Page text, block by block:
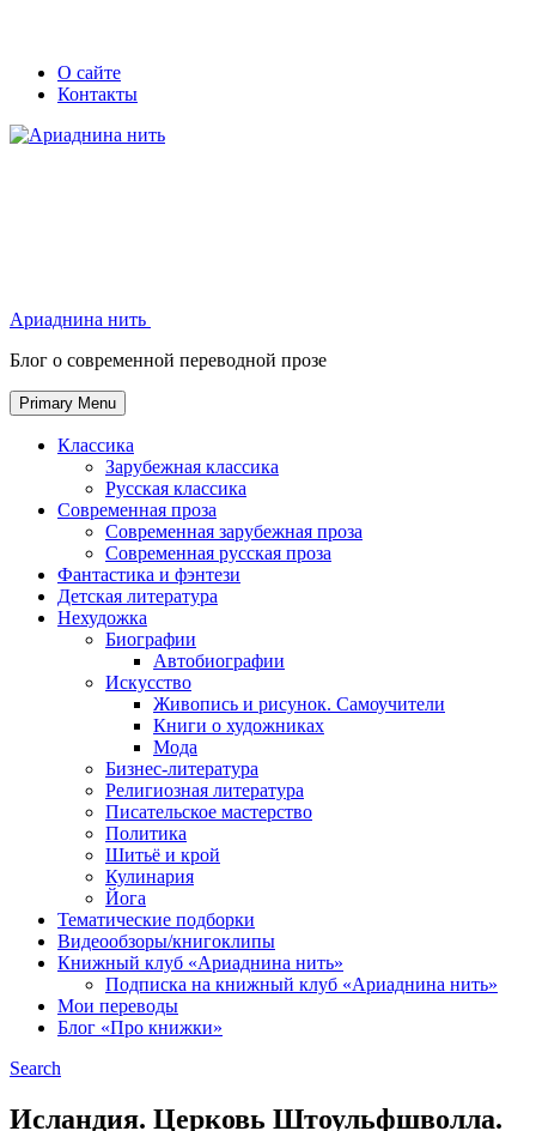
Skip
Secondary
left
navigation
Secondary
right
navigation
О сайте
Контакты
Ариаднина нить
Блог о современной переводной прозе
Primary Menu
Классика
Зарубежная классика
Русская классика
Современная проза
Современная зарубежная проза
Современная русская проза
Фантастика и фэнтези
Детская литература
Нехудожка
Биографии
Автобиографии
Искусство
Живопись и рисунок. Самоучители
Книги о художниках
Мода
Бизнес-литература
Религиозная литература
Писательское мастерство
Политика
Шитьё и крой
Кулинария
Йога
Тематические подборки
Видеообзоры/книгоклипы
Книжный клуб «Ариаднина нить»
Подписка на книжный клуб «Ариаднина нить»
Мои переводы
Блог «Про книжки»
Search
Исландия. Церковь Штоульфшволла.